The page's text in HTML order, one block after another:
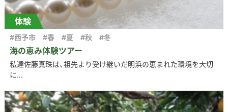
体験
海の恵み体験ツアー
#西予市 #春 #夏 #秋 #冬
私達佐藤真珠は、祖先より受け継いだ明浜の恵まれた環境を大切
に...